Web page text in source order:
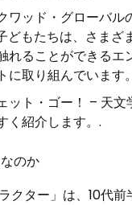
ワッド・グローバル
どもたちは、さまざ
れることができるエ
に取り組んでいます
ット・ゴー！ – 天文
く紹介します。.
のか
クター」は、10代